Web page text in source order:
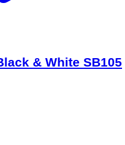
& White SB105